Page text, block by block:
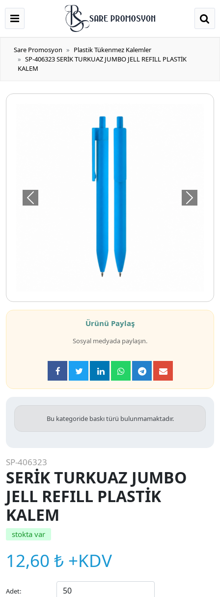
Sare Promosyon
Plastik Tükenmez Kalemler
SP-406323 SERİK TURKUAZ JUMBO JELL REFILL PLASTİK
KALEM
Önceki Sonraki
Ürünü Paylaş
Sosyal medyada paylaşın.
Bu kategoride baskı türü bulunmamaktadır.
SP-406323
SERİK TURKUAZ JUMBO
JELL REFILL PLASTİK
KALEM
stokta var
12,60 ₺ +KDV
Adet: